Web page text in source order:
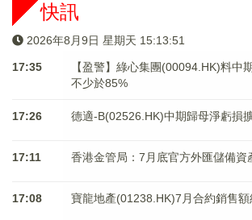
快訊
2026年8月9日 星期天 15:13:51
17:35
【盈警】綠心集團(00094.HK)料中
不少於85%
17:26 德適-B(02526.HK)中期歸母淨虧損
17:11 香港金管局：7月底官方外匯儲備資
17:08 寶龍地產(01238.HK)7月合約銷售